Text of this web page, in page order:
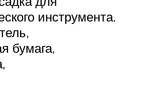
инструмента.
бумага,